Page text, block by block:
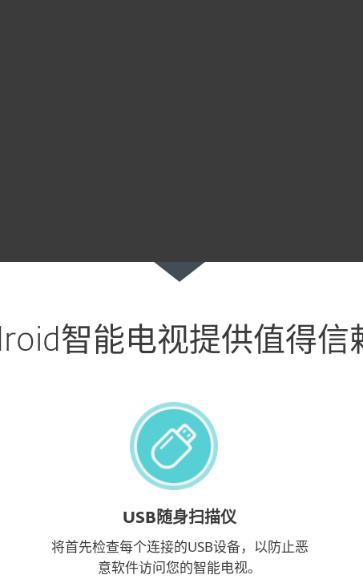
智能电视提供值得信
USB随身扫描仪
将首先检查每个连接的USB设备，以防止恶
意软件访问您的智能电视。